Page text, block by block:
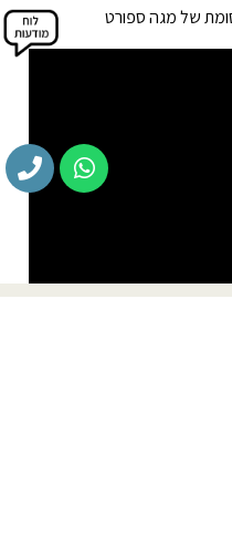
של מגה ספורט